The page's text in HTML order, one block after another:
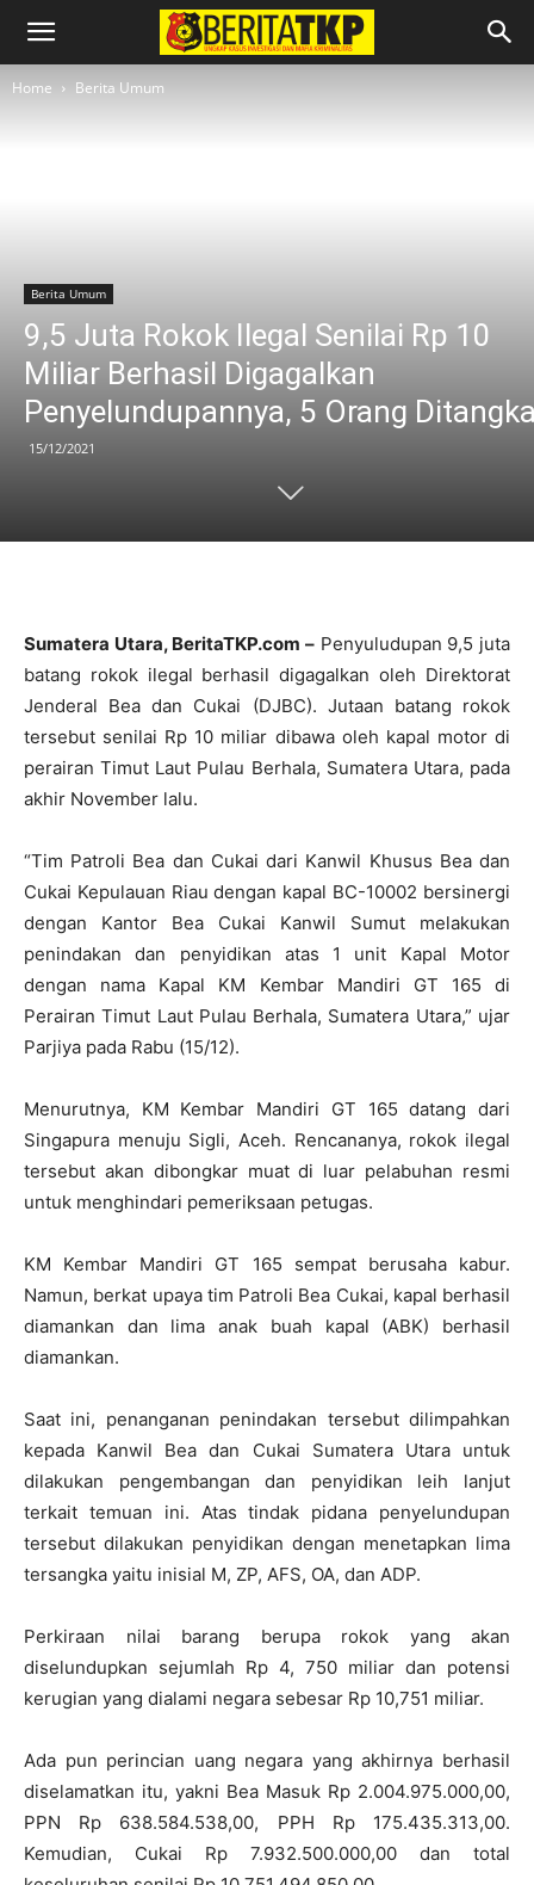
Home Berita Umum
Berita Umum
9,5 Juta Rokok Ilegal Senilai Rp 10
Miliar Berhasil Digagalkan
Penyelundupannya, 5 Orang
15/12/2021
Sumatera Utara, BeritaTKP.com – Penyuludupan 9,5 juta
batang rokok ilegal berhasil digagalkan oleh Direktorat
Jenderal Bea dan Cukai (DJBC). Jutaan batang rokok
tersebut senilai Rp 10 miliar dibawa oleh kapal motor di
perairan Timut Laut Pulau Berhala, Sumatera Utara, pada
akhir November lalu.
“Tim Patroli Bea dan Cukai dari Kanwil Khusus Bea dan
Cukai Kepulauan Riau dengan kapal BC-10002 bersinergi
dengan Kantor Bea Cukai Kanwil Sumut melakukan
penindakan dan penyidikan atas 1 unit Kapal Motor
dengan nama Kapal KM Kembar Mandiri GT 165 di
Perairan Timut Laut Pulau Berhala, Sumatera Utara,” ujar
Parjiya pada Rabu (15/12).
Menurutnya, KM Kembar Mandiri GT 165 datang dari
Singapura menuju Sigli, Aceh. Rencananya, rokok ilegal
tersebut akan dibongkar muat di luar pelabuhan resmi
untuk menghindari pemeriksaan petugas.
KM Kembar Mandiri GT 165 sempat berusaha kabur.
Namun, berkat upaya tim Patroli Bea Cukai, kapal berhasil
diamankan dan lima anak buah kapal (ABK) berhasil
diamankan.
Saat ini, penanganan penindakan tersebut dilimpahkan
kepada Kanwil Bea dan Cukai Sumatera Utara untuk
dilakukan pengembangan dan penyidikan leih lanjut
terkait temuan ini. Atas tindak pidana penyelundupan
tersebut dilakukan penyidikan dengan menetapkan lima
tersangka yaitu inisial M, ZP, AFS, OA, dan ADP.
Perkiraan nilai barang berupa rokok yang akan
diselundupkan sejumlah Rp 4, 750 miliar dan potensi
kerugian yang dialami negara sebesar Rp 10,751 miliar.
Ada pun perincian uang negara yang akhirnya berhasil
diselamatkan itu, yakni Bea Masuk Rp 2.004.975.000,00,
PPN Rp 638.584.538,00, PPH Rp 175.435.313,00.
Kemudian, Cukai Rp 7.932.500.000,00 dan total